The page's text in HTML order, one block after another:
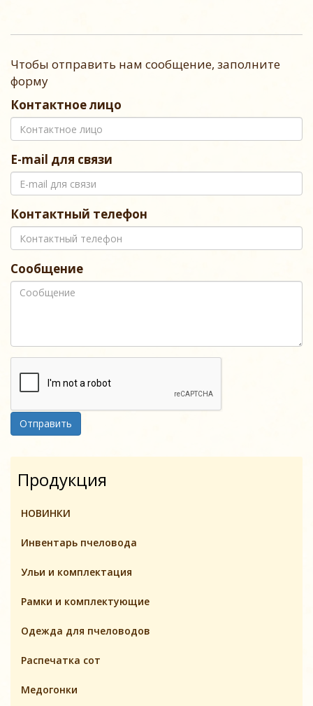
Чтобы отправить нам сообщение, заполните
форму
Контактное лицо
E-mail для связи
Контактный телефон
Сообщение
Отправить
Продукция
НОВИНКИ
Инвентарь пчеловодa
Ульи и комплектация
Pамки и комплeктующие
Одежда для пчеловодов
Распечатка сот
Медогонки